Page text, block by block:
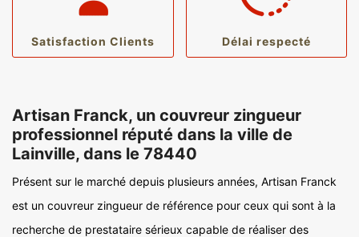
Satisfaction Clients Délai respecté
Artisan Franck, un couvreur zingueur
professionnel réputé dans la ville de
Lainville, dans le 78440
Présent sur le marché depuis plusieurs années, Artisan Franck
est un couvreur zingueur de référence pour ceux qui sont à la
recherche de prestataire sérieux capable de réaliser des